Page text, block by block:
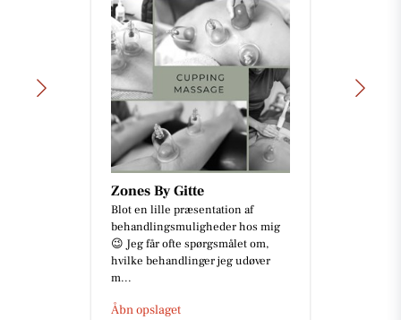
Zones By Gitte
Blot en lille præsentation af
behandlingsmuligheder hos mig
😉 Jeg får ofte spørgsmålet om,
hvilke behandlinger jeg udøver
m...
Åbn opslaget